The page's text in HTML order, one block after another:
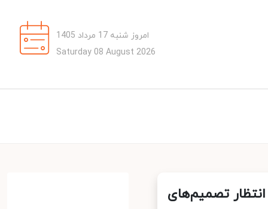
امروز شنبه 17 مرداد 1405
Saturday 08 August 2026
تصمیم‌های